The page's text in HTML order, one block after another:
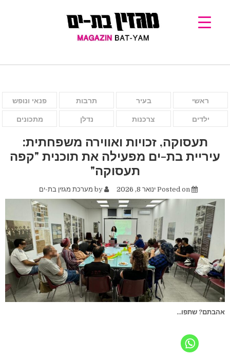
ראשי בעיר תרבות פנאי ונופש
ילדים צרכנות נדלן מתכונים
תעסוקה, זכויות ואווירה משפחתית:
עיריית בת-ים מפעילה את תוכנית "קפה
תעסוקה"
Posted on ינואר 8, 2026 by מערכת מגזין בת-ים
אהבתם? שתפו...